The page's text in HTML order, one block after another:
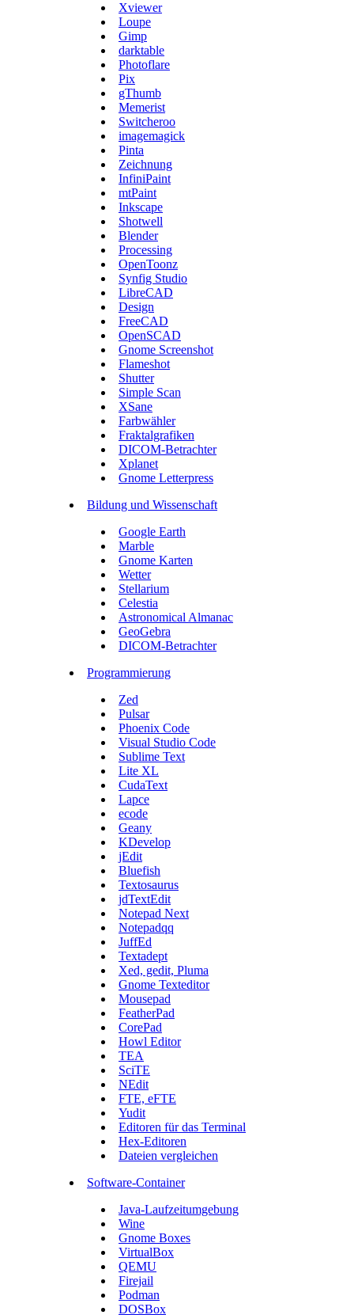
Xviewer
Loupe
Gimp
darktable
Photoflare
Pix
gThumb
Memerist
Switcheroo
imagemagick
Pinta
Zeichnung
InfiniPaint
mtPaint
Inkscape
Shotwell
Blender
Processing
OpenToonz
Synfig Studio
LibreCAD
Design
FreeCAD
OpenSCAD
Gnome Screenshot
Flameshot
Shutter
Simple Scan
XSane
Farbwähler
Fraktalgrafiken
DICOM-Betrachter
Xplanet
Gnome Letterpress
Bildung und Wissenschaft
Google Earth
Marble
Gnome Karten
Wetter
Stellarium
Celestia
Astronomical Almanac
GeoGebra
DICOM-Betrachter
Programmierung
Zed
Pulsar
Phoenix Code
Visual Studio Code
Sublime Text
Lite XL
CudaText
Lapce
ecode
Geany
KDevelop
jEdit
Bluefish
Textosaurus
jdTextEdit
Notepad Next
Notepadqq
JuffEd
Textadept
Xed, gedit, Pluma
Gnome Texteditor
Mousepad
FeatherPad
CorePad
Howl Editor
TEA
SciTE
NEdit
FTE, eFTE
Yudit
Editoren für das Terminal
Hex-Editoren
Dateien vergleichen
Software-Container
Java-Laufzeitumgebung
Wine
Gnome Boxes
VirtualBox
QEMU
Firejail
Podman
DOSBox